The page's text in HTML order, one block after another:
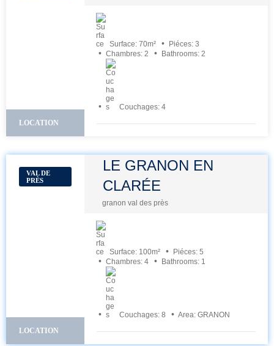
LOCATION
Surface: 70m² Piéces: 3
Chambres: 2 Bathrooms: 2
Couchages: 4
VAL DE
PRÈS
LOCATION
LE GRANON EN
CLARÉE
granon val des près
Surface: 100m² Piéces: 5
Chambres: 4 Bathrooms: 1
Couchages: 8 Area: GRANON